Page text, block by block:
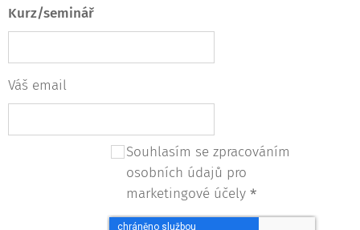
Kurz/seminář
Váš email
Souhlasím se zpracováním
osobních údajů pro
marketingové účely